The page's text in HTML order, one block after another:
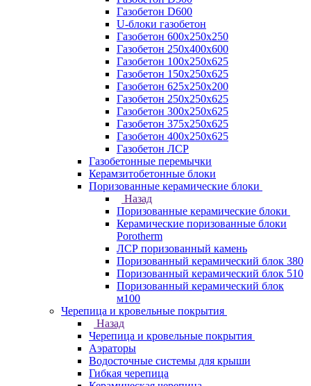
Газобетон D600
U-блоки газобетон
Газобетон 600x250x250
Газобетон 250x400x600
Газобетон 100х250х625
Газобетон 150х250х625
Газобетон 625х250х200
Газобетон 250х250х625
Газобетон 300х250х625
Газобетон 375х250х625
Газобетон 400х250х625
Газобетон ЛСР
Газобетонные перемычки
Керамзитобетонные блоки
Поризованные керамические блоки
Назад
Поризованные керамические блоки
Керамические поризованные блоки
Porotherm
ЛСР поризованный камень
Поризованный керамический блок 380
Поризованный керамический блок 510
Поризованный керамический блок
м100
Черепица и кровельные покрытия
Назад
Черепица и кровельные покрытия
Аэраторы
Водосточные системы для крыши
Гибкая черепица